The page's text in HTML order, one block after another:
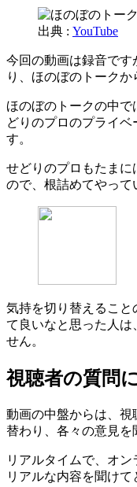
出典 : YouTube
今回の動画は録音で
り、ほのぼのトークか
ほのぼのトークの中
どりのプロのプライ
す。
せどりのプロもたまに
ので、根詰めてやって
気持を切り替えるこ
て良いなと思った人は
せん。
視聴者の質問
動画の中盤からは、視
替わり、各々の意見を
リアルタイムで、オ
リアルな内容を聞けて